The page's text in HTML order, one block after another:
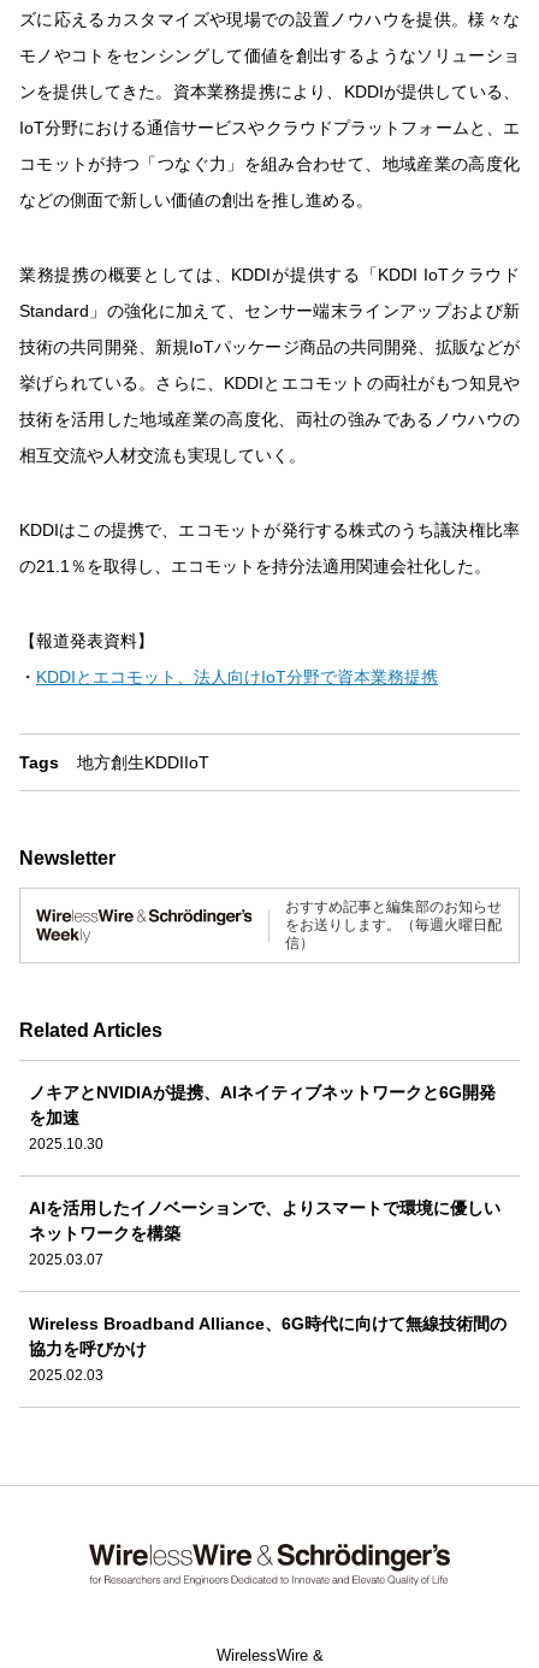
ズに応えるカスタマイズや現場での設置ノウハウを提供。様々な
モノやコトをセンシングして価値を創出するようなソリューショ
ンを提供してきた。資本業務提携により、KDDIが提供している、
IoT分野における通信サービスやクラウドプラットフォームと、エ
コモットが持つ「つなぐ力」を組み合わせて、地域産業の高度化
などの側面で新しい価値の創出を推し進める。
業務提携の概要としては、KDDIが提供する「KDDI IoTクラウド
Standard」の強化に加えて、センサー端末ラインアップおよび新
技術の共同開発、新規IoTパッケージ商品の共同開発、拡販などが
挙げられている。さらに、KDDIとエコモットの両社がもつ知見や
技術を活用した地域産業の高度化、両社の強みであるノウハウの
相互交流や人材交流も実現していく。
KDDIはこの提携で、エコモットが発行する株式のうち議決権比率
の21.1％を取得し、エコモットを持分法適用関連会社化した。
【報道発表資料】
・ KDDIとエコモット、法人向けIoT分野で資本業務提携
Tags 地方創生KDDIIoT
Newsletter
おすすめ記事と編集部のお知らせ
をお送りします。（毎週火曜日配
信）
Related Articles
ノキアとNVIDIAが提携、AIネイティブネットワークと6G開発
を加速
2025.10.30
AIを活用したイノベーションで、よりスマートで環境に優しい
ネットワークを構築
2025.03.07
Wireless Broadband Alliance、6G時代に向けて無線技術間の
協力を呼びかけ
2025.02.03
WirelessWire &